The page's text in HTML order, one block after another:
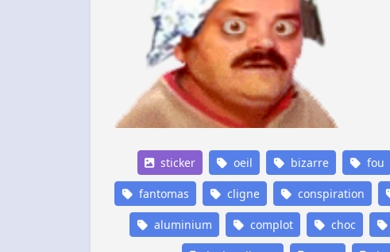
sticker oeil bizarre fou
fantomas cligne conspiration
aluminium complot choc